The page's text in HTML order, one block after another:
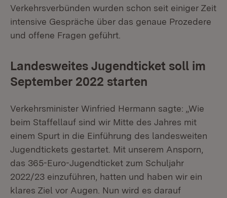
Verkehrsverbünden wurden schon seit einiger Zeit
intensive Gespräche über das genaue Prozedere
und offene Fragen geführt.
Landesweites Jugendticket soll im
September 2022 starten
Verkehrsminister Winfried Hermann sagte: „Wie
beim Staffellauf sind wir Mitte des Jahres mit
einem Spurt in die Einführung des landesweiten
Jugendtickets gestartet. Mit unserem Ansporn,
das 365-Euro-Jugendticket zum Schuljahr
2022/23 einzuführen, hatten und haben wir ein
klares Ziel vor Augen. Nun wird es darauf